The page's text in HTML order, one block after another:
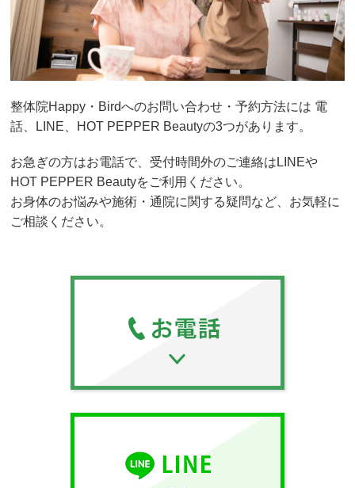
整体院Happy・Birdへのお問い合わせ・予約方法には 電
話、LINE、HOT PEPPER Beautyの3つがあります。
お急ぎの方はお電話で、受付時間外のご連絡はLINEや
HOT PEPPER Beautyをご利用ください。
お身体のお悩みや施術・通院に関する疑問など、お気軽に
ご相談ください。